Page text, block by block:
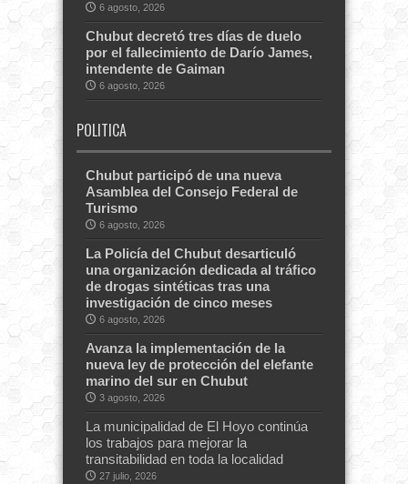
6 agosto, 2026
Chubut decretó tres días de duelo
por el fallecimiento de Darío James,
intendente de Gaiman
6 agosto, 2026
POLITICA
Chubut participó de una nueva
Asamblea del Consejo Federal de
Turismo
6 agosto, 2026
La Policía del Chubut desarticuló
una organización dedicada al tráfico
de drogas sintéticas tras una
investigación de cinco meses
6 agosto, 2026
Avanza la implementación de la
nueva ley de protección del elefante
marino del sur en Chubut
3 agosto, 2026
La municipalidad de El Hoyo continúa
los trabajos para mejorar la
transitabilidad en toda la localidad
27 julio, 2026